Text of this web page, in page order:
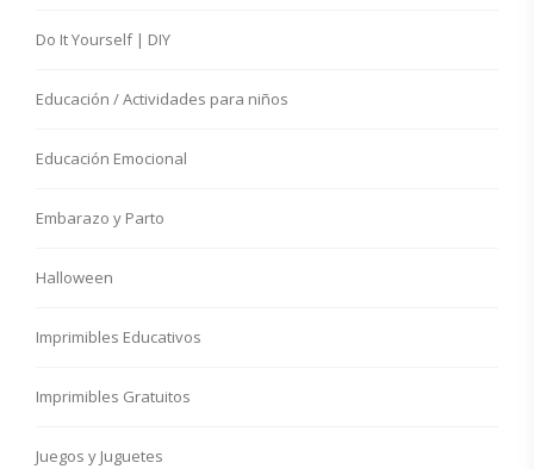
Do It Yourself | DIY
Educación / Actividades para niños
Educación Emocional
Embarazo y Parto
Halloween
Imprimibles Educativos
Imprimibles Gratuitos
Juegos y Juguetes